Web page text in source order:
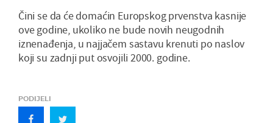
Čini se da će domaćin Europskog prvenstva kasnije
ove godine, ukoliko ne bude novih neugodnih
iznenađenja, u najjačem sastavu krenuti po naslov
koji su zadnji put osvojili 2000. godine.
PODIJELI